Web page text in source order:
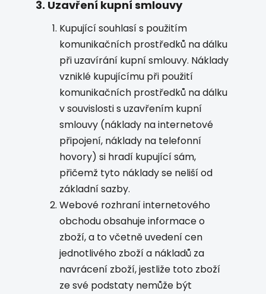
3. Uzavření kupní smlouvy
Kupující souhlasí s použitím
komunikačních prostředků na dálku
při uzavírání kupní smlouvy. Náklady
vzniklé kupujícímu při použití
komunikačních prostředků na dálku
v souvislosti s uzavřením kupní
smlouvy (náklady na internetové
připojení, náklady na telefonní
hovory) si hradí kupující sám,
přičemž tyto náklady se neliší od
základní sazby.
Webové rozhraní internetového
obchodu obsahuje informace o
zboží, a to včetně uvedení cen
jednotlivého zboží a nákladů za
navrácení zboží, jestliže toto zboží
ze své podstaty nemůže být